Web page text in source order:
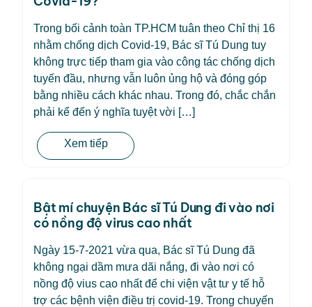
Trong bối cảnh toàn TP.HCM tuân theo Chỉ thị 16
nhằm chống dịch Covid-19, Bác sĩ Tú Dung tuy
không trực tiếp tham gia vào công tác chống dịch
tuyến đầu, nhưng vẫn luôn ủng hộ và đóng góp
bằng nhiều cách khác nhau. Trong đó, chắc chắn
phải kể đến ý nghĩa tuyệt vời […]
Xem tiếp
Bật mí chuyện Bác sĩ Tú Dung đi vào nơi
có nồng độ virus cao nhất
Ngày 15-7-2021 vừa qua, Bác sĩ Tú Dung đã
không ngại dầm mưa dãi nắng, đi vào nơi có
nồng độ vius cao nhất để chi viện vật tư y tế hỗ
trợ các bệnh viện điều trị covid-19. Trong chuyến